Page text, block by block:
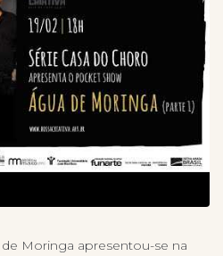
Moringa apresentou-se na